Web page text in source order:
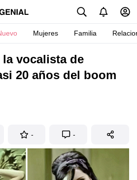
Mujeres Familia
vocalista de
20 años del boom
- -